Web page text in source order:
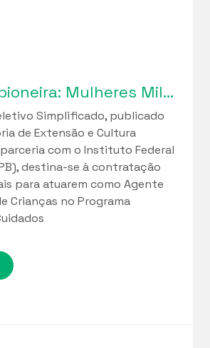
Iniciativa pioneira: Mulheres Mil Cuidados lança seleção de profissionais para implantação de Cuidotecas na Paraíba
Simplificado, publicado
de Extensão e Cultura
parceria com o Instituto Federal
destina-se à contratação
para atuarem como Agente
Crianças no Programa